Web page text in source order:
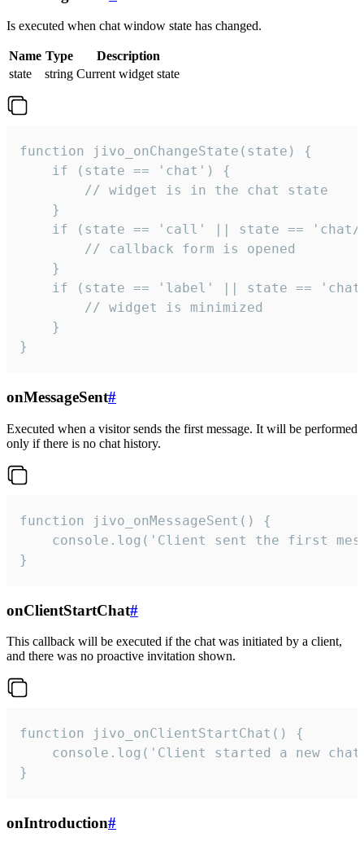
Is executed when chat window state has changed.
Name Type
Description
state
string Current widget state
function jivo_onChangeState(state) {
    if (state == 'chat') {
        // widget is in the chat state
    }
if (state == 'call' || state ==
        // callback form is opened
    }
if (state == 'label' || state ==
        // widget is minimized
    }
}
onMessageSent#
Executed when a visitor sends the first message. It will be performed
only if there is no chat history.
function jivo_onMessageSent() {
console.log('Client sent the first
}
onClientStartChat#
This callback will be executed if the chat was initiated by a client,
and there was no proactive invitation shown.
function jivo_onClientStartChat() {
console.log('Client started a new
}
onIntroduction#